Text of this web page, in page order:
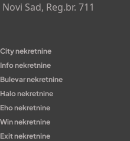
Sad, Reg.br. 711
City nekretnine
Info nekretnine
Bulevar nekretnine
Halo nekretnine
Eho nekretnine
Win nekretnine
Exit nekretnine